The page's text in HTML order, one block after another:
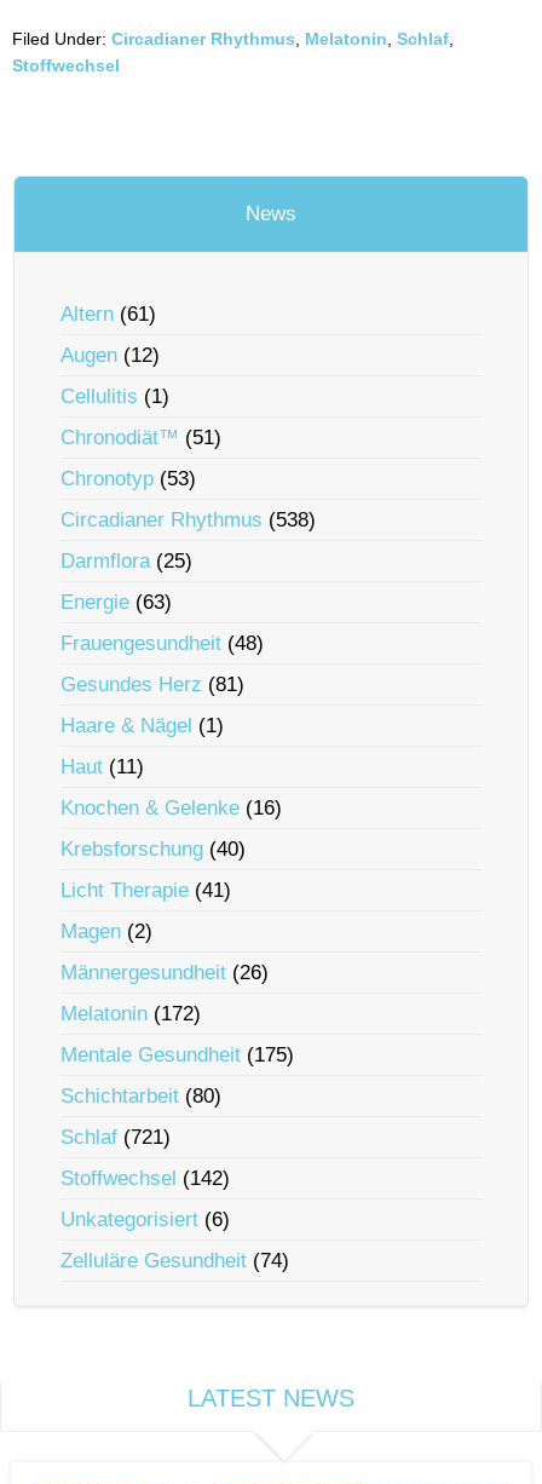
Filed Under: Circadianer Rhythmus Melatonin Schlaf
Stoffwechsel
News
Altern (61)
Augen (12)
Cellulitis (1)
Chronodiät™ (51)
Chronotyp (53)
Circadianer Rhythmus (538)
Darmflora(25)
Energie (63)
Frauengesundheit (48)
Gesundes Herz (81)
Haare & Nägel (1)
Haut (11)
Knochen & Gelenke (16)
Krebsforschung (40)
Licht Therapie (41)
Magen (2)
Männergesundheit (26)
Melatonin (172)
Mentale Gesundheit (175)
Schichtarbeit (80)
Schlaf (721)
Stoffwechsel (142)
Unkategorisiert (6)
Zelluläre Gesundheit (74)
LATEST NEWS